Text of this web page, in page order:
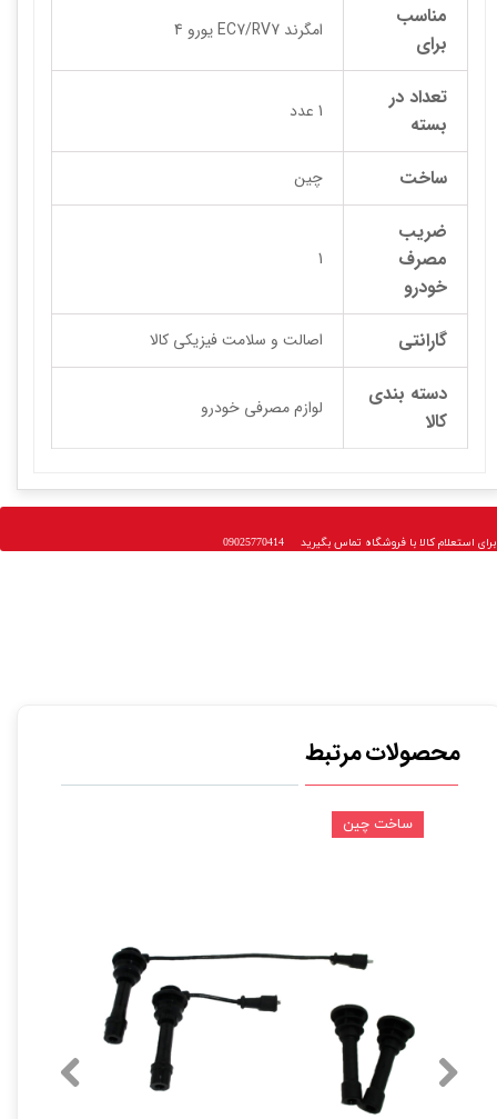
مناسب
برای
امگرند EC7/RV7 یورو 4
تعداد در
بسته
1 عدد
ساخت چین
ضریب
مصرف
خودرو
1
گارانتی اصالت و سلامت فیزیکی کالا
دسته بندی
کالا
لوازم مصرفی خودرو
استعلام کالا با فروشگاه تماس بگیرید 09025770414
محصولات مرتبط
ساخت چین